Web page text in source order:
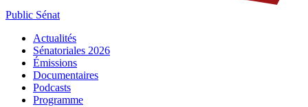
Public Sénat
Actualités
Sénatoriales 2026
Émissions
Documentaires
Podcasts
Programme